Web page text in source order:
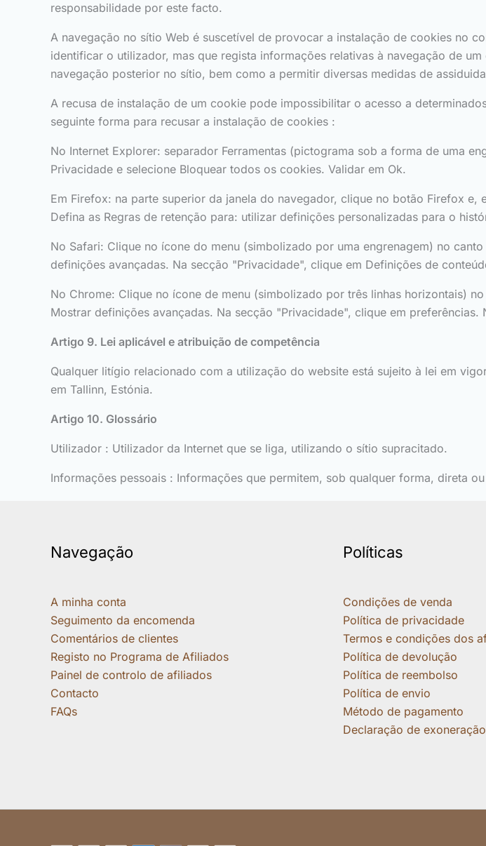
responsabilidade por este facto.
A navegação no sítio Web é suscetível de provocar a instalação de cookies no
identificar o utilizador, mas que regista informações relativas à navegação de
navegação posterior no sítio, bem como a permitir diversas medidas de
A recusa de instalação de um cookie pode impossibilitar o acesso a
seguinte forma para recusar a instalação de cookies :
No Internet Explorer: separador Ferramentas (pictograma sob a forma de uma
Privacidade e selecione Bloquear todos os cookies. Validar em Ok.
Em Firefox: na parte superior da janela do navegador, clique no botão Firefox
Defina as Regras de retenção para: utilizar definições personalizadas para o
No Safari: Clique no ícone do menu (simbolizado por uma engrenagem) no
definições avançadas. Na secção "Privacidade", clique em Definições de
No Chrome: Clique no ícone de menu (simbolizado por três linhas horizontais)
Mostrar definições avançadas. Na secção "Privacidade", clique em
Artigo 9. Lei aplicável e atribuição de competência
Qualquer litígio relacionado com a utilização do website está sujeito à lei em
em Tallinn, Estónia.
Artigo 10. Glossário
Utilizador : Utilizador da Internet que se liga, utilizando o sítio supracitado.
Informações pessoais : Informações que permitem, sob qualquer forma, direta
Navegação
A minha conta
Seguimento da encomenda
Comentários de clientes
Registo no Programa de Afiliados
Painel de controlo de afiliados
Contacto
FAQs
Políticas
Condições de venda
Política de privacidade
Termos e condições dos
Política de devolução
Política de reembolso
Política de envio
Método de pagamento
Declaração de